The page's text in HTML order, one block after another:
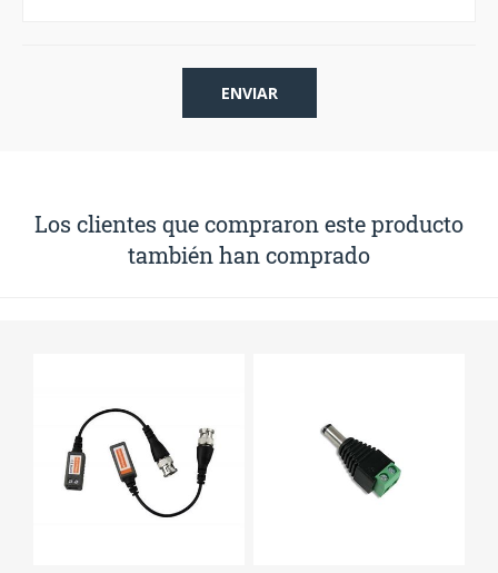
Los clientes que compraron este producto
también han comprado